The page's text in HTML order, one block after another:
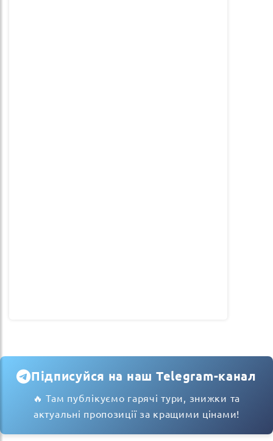
Підписуйся на наш Telegram-канал
🔥 Там публікуємо гарячі тури, знижки та
актуальні пропозиції за кращими цінами!